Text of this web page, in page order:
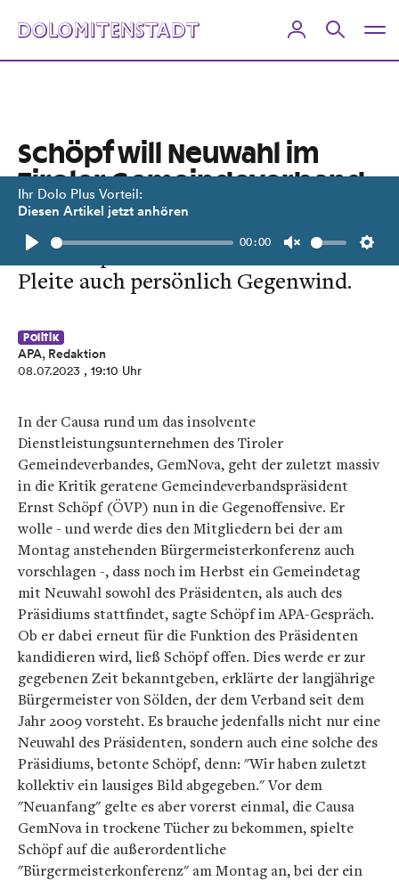
Ihr Dolo Plus Vorteil:
Diesen Artikel jetzt anhören
Play
00:00
Unmute
Schöpf will Neuwahl im
Tiroler Gemeindeverband
Der mächtige Bürgermeister von
Sölden spürt nach der GemNova-
Pleite auch persönlich Gegenwind.
Politik
APA, Redaktion
08.07.2023 , 19:10 Uhr
In der Causa rund um das insolvente
Dienstleistungsunternehmen des Tiroler
Gemeindeverbandes, GemNova, geht der zuletzt massiv
in die Kritik geratene Gemeindeverbandspräsident
Ernst Schöpf (ÖVP) nun in die Gegenoffensive. Er
wolle - und werde dies den Mitgliedern bei der am
Montag anstehenden Bürgermeisterkonferenz auch
vorschlagen -, dass noch im Herbst ein Gemeindetag
mit Neuwahl sowohl des Präsidenten, als auch des
Präsidiums stattfindet, sagte Schöpf im APA-Gespräch.
Ob er dabei erneut für die Funktion des Präsidenten
kandidieren wird, ließ Schöpf offen. Dies werde er zur
gegebenen Zeit bekanntgeben, erklärte der langjährige
Bürgermeister von Sölden, der dem Verband seit dem
Jahr 2009 vorsteht. Es brauche jedenfalls nicht nur eine
Neuwahl des Präsidenten, sondern auch eine solche des
Präsidiums, betonte Schöpf, denn: "Wir haben zuletzt
kollektiv ein lausiges Bild abgegeben." Vor dem
"Neuanfang" gelte es aber vorerst einmal, die Causa
GemNova in trockene Tücher zu bekommen, spielte
Schöpf auf die außerordentliche
"Bürgermeisterkonferenz" am Montag an, bei der ein